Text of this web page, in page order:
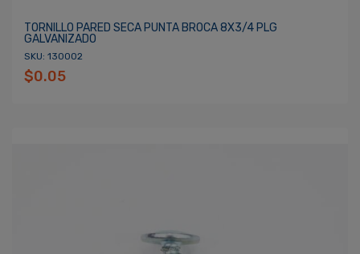
TORNILLO PARED SECA PUNTA BROCA 8X3/4 PLG
GALVANIZADO
SKU: 130002
$0.05